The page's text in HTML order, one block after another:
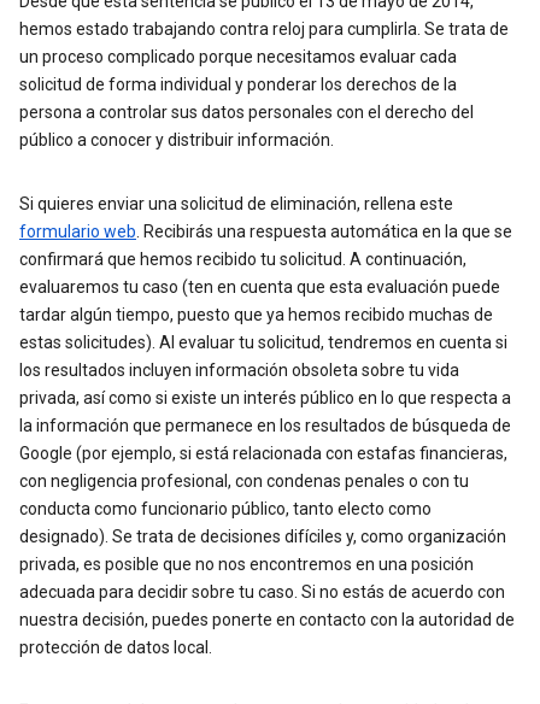
hemos estado trabajando contra reloj para cumplirla. Se trata de
un proceso complicado porque necesitamos evaluar cada
solicitud de forma individual y ponderar los derechos de la
persona a controlar sus datos personales con el derecho del
público a conocer y distribuir información.
Si quieres enviar una solicitud de eliminación, rellena este
formulario web . Recibirás una respuesta automática en la que se
confirmará que hemos recibido tu solicitud. A continuación,
evaluaremos tu caso (ten en cuenta que esta evaluación puede
tardar algún tiempo, puesto que ya hemos recibido muchas de
estas solicitudes). Al evaluar tu solicitud, tendremos en cuenta si
los resultados incluyen información obsoleta sobre tu vida
privada, así como si existe un interés público en lo que respecta a
la información que permanece en los resultados de búsqueda de
Google (por ejemplo, si está relacionada con estafas financieras,
con negligencia profesional, con condenas penales o con tu
conducta como funcionario público, tanto electo como
designado). Se trata de decisiones difíciles y, como organización
privada, es posible que no nos encontremos en una posición
adecuada para decidir sobre tu caso. Si no estás de acuerdo con
nuestra decisión, puedes ponerte en contacto con la autoridad de
protección de datos local.